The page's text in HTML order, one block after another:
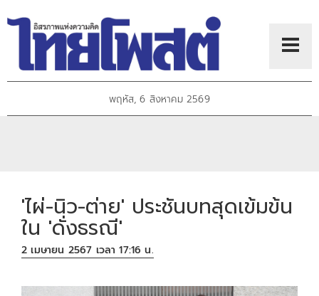
พฤหัส, 6 สิงหาคม 2569
'ไผ่-นิว-ต่าย' ประชันบทสุดเข้มข้น
ใน 'ดั่งธรณี'
2 เมษายน 2567 เวลา 17:16 น.